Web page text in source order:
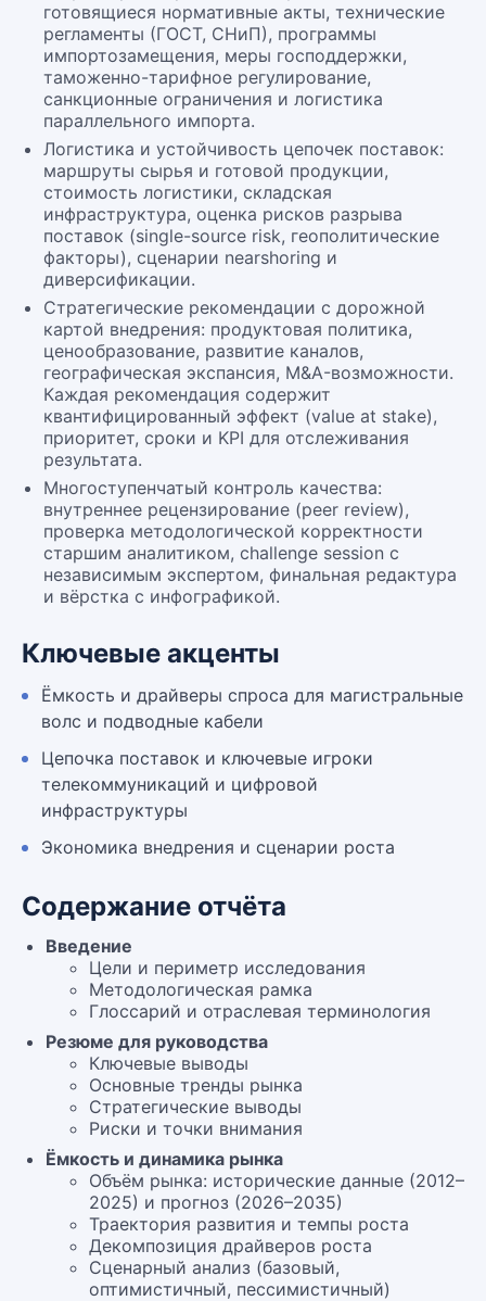
готовящиеся нормативные акты, технические
регламенты (ГОСТ, СНиП), программы
импортозамещения, меры господдержки,
таможенно-тарифное регулирование,
санкционные ограничения и логистика
параллельного импорта.
Логистика и устойчивость цепочек поставок:
маршруты сырья и готовой продукции,
стоимость логистики, складская
инфраструктура, оценка рисков разрыва
поставок (single-source risk, геополитические
факторы), сценарии nearshoring и
диверсификации.
Стратегические рекомендации с дорожной
картой внедрения: продуктовая политика,
ценообразование, развитие каналов,
географическая экспансия, M&A-возможности.
Каждая рекомендация содержит
квантифицированный эффект (value at stake),
приоритет, сроки и KPI для отслеживания
результата.
Многоступенчатый контроль качества:
внутреннее рецензирование (peer review),
проверка методологической корректности
старшим аналитиком, challenge session с
независимым экспертом, финальная редактура
и вёрстка с инфографикой.
Ключевые акценты
Ёмкость и драйверы спроса для магистральные
волс и подводные кабели
Цепочка поставок и ключевые игроки
телекоммуникаций и цифровой
инфраструктуры
Экономика внедрения и сценарии роста
Содержание отчёта
Введение
Цели и периметр исследования
Методологическая рамка
Глоссарий и отраслевая терминология
Резюме для руководства
Ключевые выводы
Основные тренды рынка
Стратегические выводы
Риски и точки внимания
Ёмкость и динамика рынка
Объём рынка: исторические данные (2012–
2025) и прогноз (2026–2035)
Траектория развития и темпы роста
Декомпозиция драйверов роста
Сценарный анализ (базовый,
оптимистичный, пессимистичный)